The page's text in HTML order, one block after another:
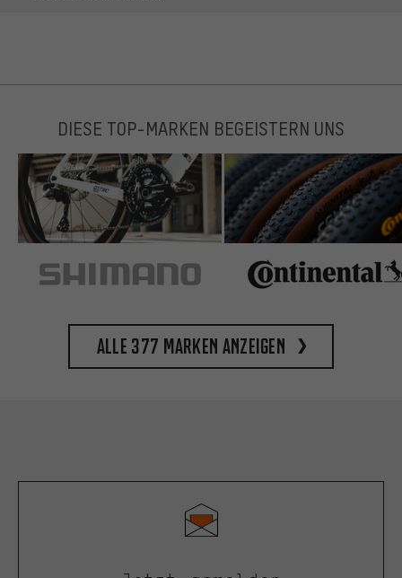
DIESE TOP-MARKEN BEGEISTERN UNS
Alle 377 Marken anzeigen